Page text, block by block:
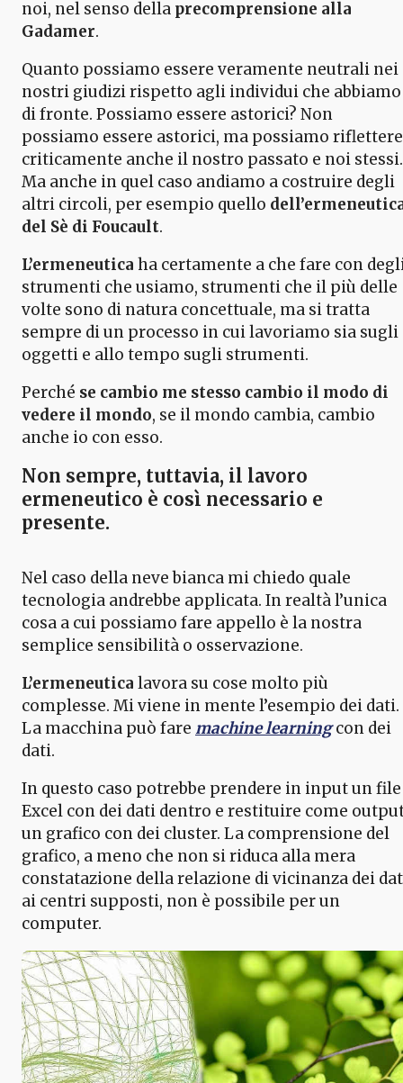
noi, nel senso della precomprensione alla
Gadamer.
Quanto possiamo essere veramente neutrali nei
nostri giudizi rispetto agli individui che abbiamo
di fronte. Possiamo essere astorici? Non
possiamo essere astorici, ma possiamo riflettere
criticamente anche il nostro passato e noi stessi.
Ma anche in quel caso andiamo a costruire degli
altri circoli, per esempio quello
del Sè di Foucault.
L’ermeneutica ha certamente a che fare con
strumenti che usiamo, strumenti che il più delle
volte sono di natura concettuale, ma si tratta
sempre di un processo in cui lavoriamo sia sugli
oggetti e allo tempo sugli strumenti.
Perché se cambio me stesso cambio il modo di
vedere il mondo, se il mondo cambia, cambio
anche io con esso.
Non sempre, tuttavia, il lavoro
ermeneutico è così necessario e
presente.
Nel caso della neve bianca mi chiedo quale
tecnologia andrebbe applicata. In realtà l’unica
cosa a cui possiamo fare appello è la nostra
semplice sensibilità o osservazione.
L’ermeneutica lavora su cose molto più
complesse. Mi viene in mente l’esempio dei dati.
La macchina può fare machine learningcon dei
dati.
In questo caso potrebbe prendere in input un file
Excel con dei dati dentro e restituire come
un grafico con dei cluster. La comprensione del
grafico, a meno che non si riduca alla mera
constatazione della relazione di vicinanza dei
ai centri supposti, non è possibile per un
computer.